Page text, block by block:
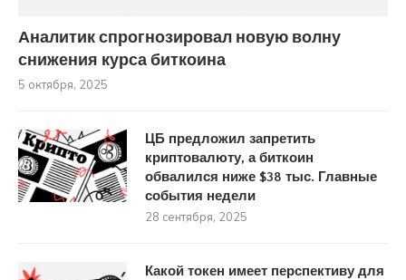
Аналитик спрогнозировал новую волну
снижения курса биткоина
5 октября, 2025
ЦБ предложил запретить
криптовалюту, а биткоин
обвалился ниже $38 тыс. Главные
события недели
28 сентября, 2025
Какой токен имеет перспективу для